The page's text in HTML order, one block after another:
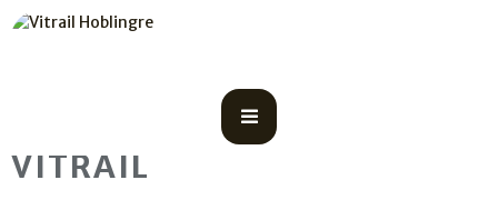
VITRAIL